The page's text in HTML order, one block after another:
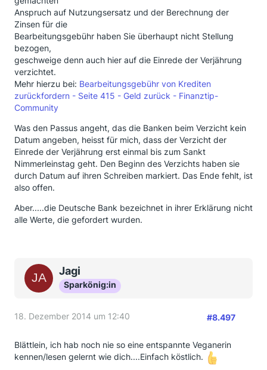
Anspruch auf Nutzungsersatz und der Berechnung der
Zinsen für die
Bearbeitungsgebühr haben Sie überhaupt nicht Stellung
bezogen,
geschweige denn auch hier auf die Einrede der Verjährung
verzichtet.
Mehr hierzu bei: Bearbeitungsgebühr von Krediten
zurückfordern - Seite 415 - Geld zurück - Finanztip-
Community
Was den Passus angeht, das die Banken beim Verzicht kein
Datum angeben, heisst für mich, dass der Verzicht der
Einrede der Verjährung erst einmal bis zum Sankt
Nimmerleinstag geht. Den Beginn des Verzichts haben sie
durch Datum auf ihren Schreiben markiert. Das Ende fehlt, ist
also offen.
Aber.....die Deutsche Bank bezeichnet in ihrer Erklärung nicht
alle Werte, die gefordert wurden.
Jagi
Sparkönig:in
18. Dezember 2014 um 12:40 #8.497
Blättlein, ich hab noch nie so eine entspannte Veganerin
kennen/lesen gelernt wie dich....Einfach köstlich.